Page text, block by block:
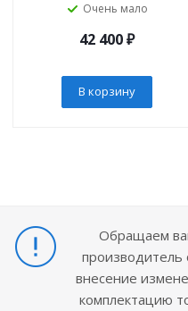
Очень мало
42 400₽
В корзину
Обращаем
производитель
внесение
комплектацию